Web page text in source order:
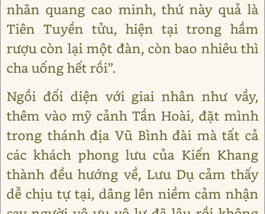
nhãn quang cao minh, thứ này quả là
Tiên Tuyền tửu, hiện tại trong hầm
rượu còn lại một đàn, còn bao nhiêu thì
cha uống hết rồi”.
Ngồi đối diện với giai nhân như vầy,
thêm vào mỹ cảnh Tần Hoài, đặt mình
trong thánh địa Vũ Bình đài mà tất cả
các khách phong lưu của Kiến Khang
thành đều hướng về, Lưu Dụ cảm thấy
dễ chịu tự tại, dâng lên niềm cảm nhận